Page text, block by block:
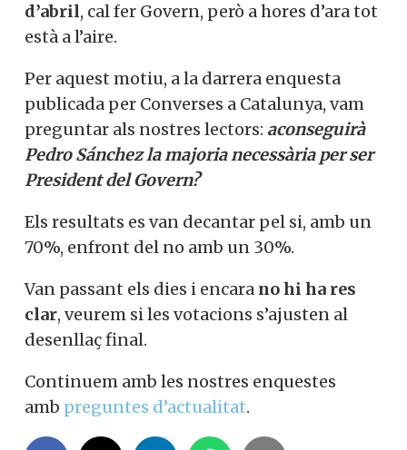
d’abril, cal fer Govern, però a hores d’ara tot
està a l’aire.
Per aquest motiu, a la darrera enquesta
publicada per Converses a Catalunya, vam
preguntar als nostres lectors: aconseguirà
Pedro Sánchez la majoria necessària per ser
President del Govern?
Els resultats es van decantar pel si, amb un
70%, enfront del no amb un 30%.
Van passant els dies i encara no hi ha res
clar, veurem si les votacions s’ajusten al
desenllaç final.
Continuem amb les nostres enquestes
amb preguntes d’actualitat.